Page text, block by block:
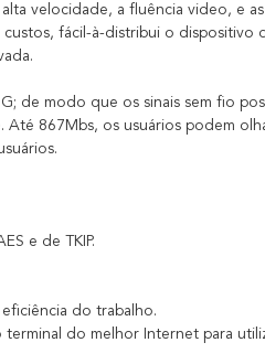
velocidade, a fluência video, e as
fácil-à-distribui o dispositivo
de modo que os sinais sem fio
Até 867Mbs, os usuários podem
e de TKIP.
do trabalho.
terminal do melhor Internet para